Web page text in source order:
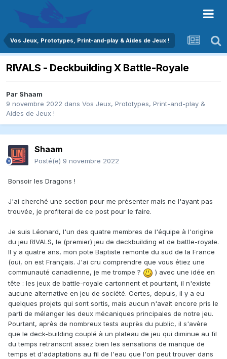
Vos Jeux, Prototypes, Print-and-play & Aides de Jeux !
RIVALS - Deckbuilding X Battle-Royale
Par Shaam
9 novembre 2022 dans Vos Jeux, Prototypes, Print-and-play &
Aides de Jeux !
Shaam
Posté(e) 9 novembre 2022
Bonsoir les Dragons !
J'ai cherché une section pour me présenter mais ne l'ayant pas
trouvée, je profiterai de ce post pour le faire.
Je suis Léonard, l'un des quatre membres de l'équipe à l'origine
du jeu RIVALS, le (premier) jeu de deckbuilding et de battle-royale.
Il y a quatre ans, mon pote Baptiste remonte du sud de la France
(oui, on est Français. J'ai cru comprendre que vous étiez une
communauté canadienne, je me trompe ?
) avec une idée en
tête : les jeux de battle-royale cartonnent et pourtant, il n'existe
aucune alternative en jeu de société. Certes, depuis, il y a eu
quelques projets qui sont sortis, mais aucun n'avait encore pris le
parti de mélanger les deux mécaniques principales de notre jeu.
Pourtant, après de nombreux tests auprès du public, il s'avère
que le deck-building couplé à un plateau de jeu qui diminue au fil
du temps retranscrit assez bien les sensations de manque de
temps et d'adaptations au fil de l'eau que l'on peut trouver dans